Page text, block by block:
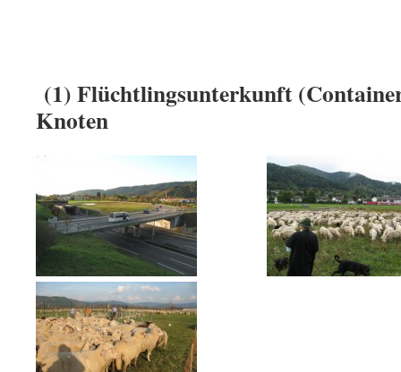
(1) Flüchtlingsunterkunft
Knoten